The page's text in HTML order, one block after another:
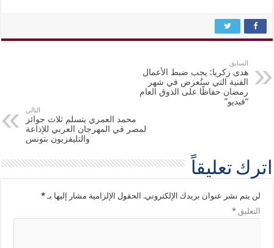
السابق
هدى زكريا: يجب ضبط الأعمال
الفنية التي ستُعرض في شهر
رمضان حفاظًا على الذوق العام
“فيديو”
التالي
محمد العمري يتسلم ثلاث جوائز
لمصر في المهرجان العربي للإذاعة
والتليفزيون بتونس
اترك تعليقاً
لن يتم نشر عنوان بريدك الإلكتروني. الحقول الإلزامية مشار إليها بـ*
التعليق*